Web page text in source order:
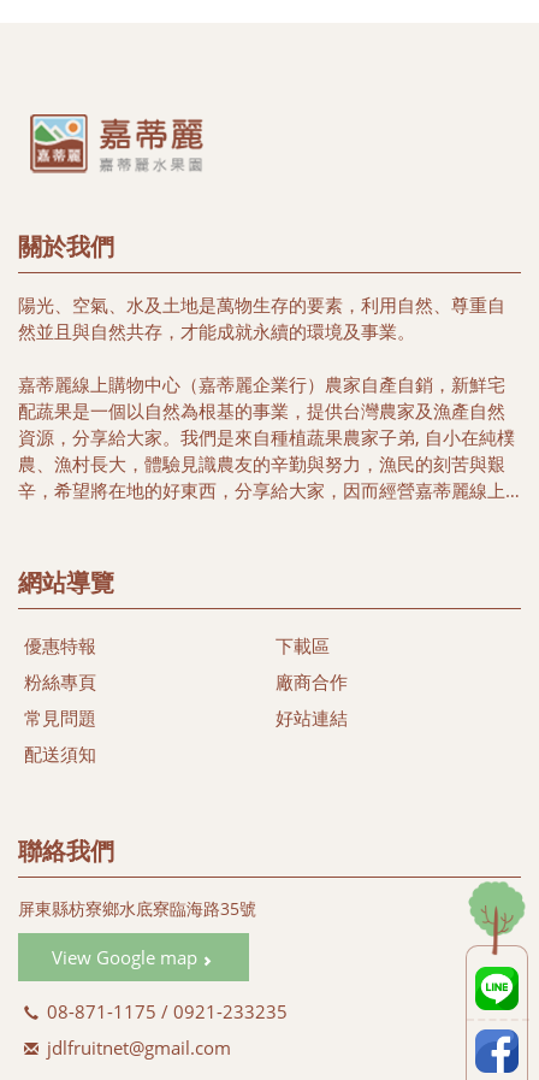
關於我們
陽光、空氣、水及土地是萬物生存的要素，利用自然、尊重自
然並且與自然共存，才能成就永續的環境及事業。
嘉蒂麗線上購物中心（嘉蒂麗企業行）農家自產自銷，新鮮宅
配蔬果是一個以自然為根基的事業，提供台灣農家及漁產自然
資源，分享給大家。我們是來自種植蔬果農家子弟, 自小在純樸
農、漁村長大，體驗見識農友的辛勤與努力，漁民的刻苦與艱
辛，希望將在地的好東西，分享給大家，因而經營嘉蒂麗線上
多一項選擇，多一份體驗台灣漁米之鄉的好味道。
尊重自然土地生態，落實有機生活為目標、推行發展當地農漁
特產，希望能以微簿力量，為大家找尋當地健康安心好食材。
樂活生命盡一份心力。
#蜜彩蓮霧禮盒 (#彩色蓮霧禮盒)
#白翠玉蓮霧 (#綠色蓮霧)
#蜜彩黑金 (#飛彈蓮霧)
#蜜彩巴掌 (#巴掌蓮霧)
#蜜彩子彈 (#子彈蓮霧)
網站導覽
優惠特報
粉絲專頁
常見問題
配送須知
下載區
廠商合作
好站連結
聯絡我們
屏東縣枋寮鄉水底寮臨海路35號
View Google map
08-871-1175 / 0921-233235
jdlfruitnet@gmail.com